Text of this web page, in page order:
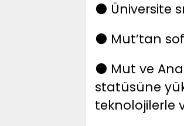
⚫ Üniversite
⚫ Mut’tan
⚫
Mut ve
statüsüne
teknolojilerle